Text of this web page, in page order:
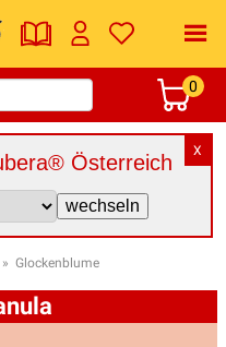
0
X
Österreich
» Glockenblume